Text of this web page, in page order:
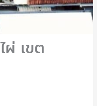
เขต